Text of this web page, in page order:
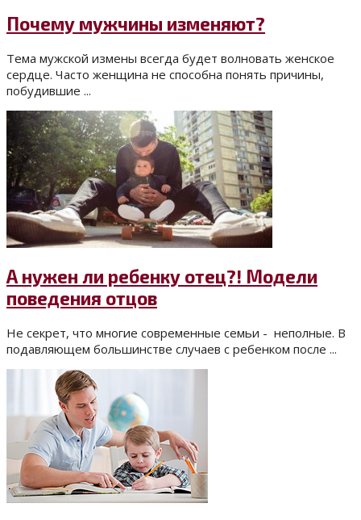
Почему мужчины изменяют?
Тема мужской измены всегда будет волновать женское
сердце. Часто женщина не способна понять причины,
побудившие ...
А нужен ли ребенку отец?! Модели
поведения отцов
Не секрет, что многие современные семьи - неполные. В
подавляющем большинстве случаев с ребенком после ...